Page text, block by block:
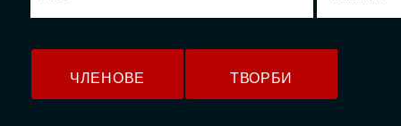
ЧЛЕНОВЕ ТВОРБИ